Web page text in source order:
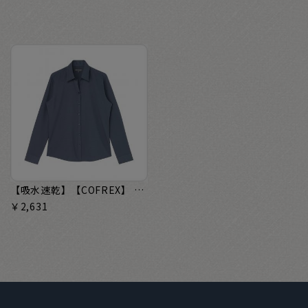
【吸水速乾】【COFREX】 スキッパー 長袖 形態安定 レディースシャツ
￥2,631